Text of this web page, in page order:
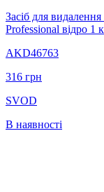
Засіб для
Professional відро 1
AKD46763
316 грн
SVOD
В наявності